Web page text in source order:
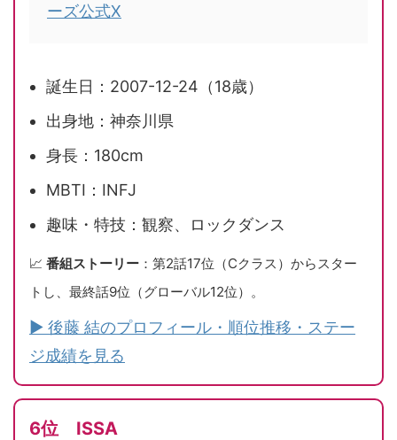
ーズ公式X
誕生日：2007-12-24（18歳）
出身地：神奈川県
身長：180cm
MBTI：INFJ
趣味・特技：観察、ロックダンス
📈 番組ストーリー ：第2話17位（Cクラス）からスター
トし、最終話9位（グローバル12位）。
▶ 後藤 結のプロフィール・順位推移・ステー
ジ成績を見る
6位 ISSA